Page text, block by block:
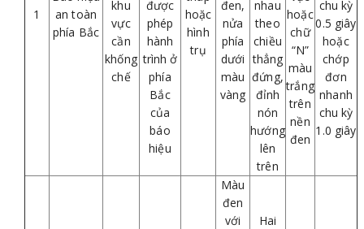
1
an toàn
phía Bắc
khu
vực
cần
khống
chế
được
phép
hành
trình ở
phía
Bắc
của
báo
hiệu
hoặc
hình
trụ
đen,
nửa
phía
dưới
màu
vàng
nhau
theo
chiều
thẳng
đứng,
đỉnh
nón
hướng
lên
trên
hoặc
chữ
“N”
màu
trắng
trên
nền
đen
chu kỳ
0.5 giây
hoặc
chớp
đơn
nhanh
chu kỳ
1.0 giây
Màu
đen
với
Hai